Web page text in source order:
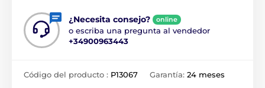
¿Necesita consejo? online
o escriba una pregunta al vendedor
+34900963443
Código del producto : P13067 Garantía: 24 meses